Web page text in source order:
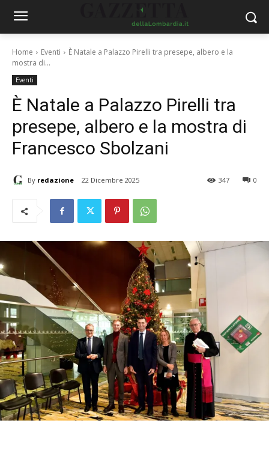
Home Eventi
È Natale a Palazzo Pirelli tra presepe, albero e la
mostra di...
Eventi
È Natale a Palazzo Pirelli tra
presepe, albero e la mostra di
Francesco Sbolzani
By redazione 22 Dicembre 2025 0
347